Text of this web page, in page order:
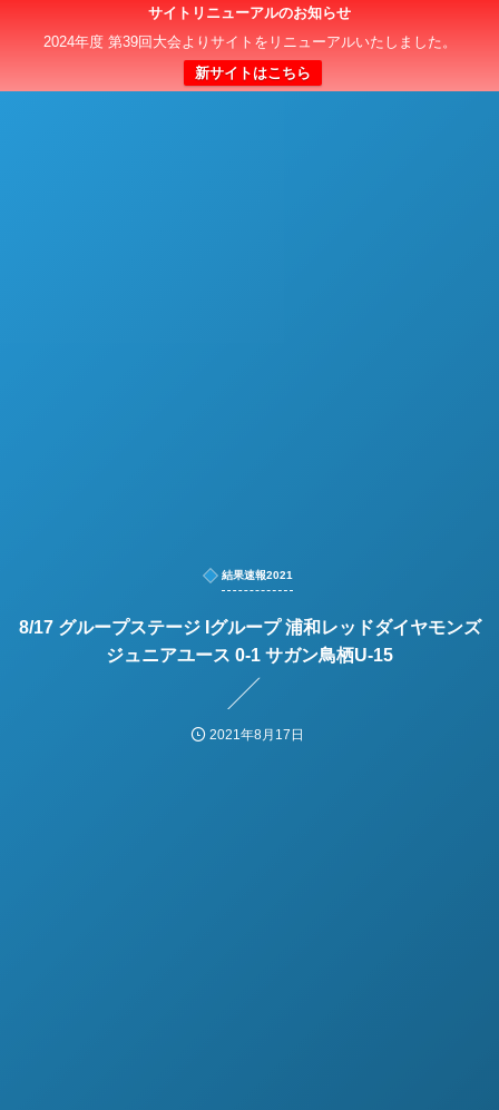
サイトリニューアルのお知らせ
2024年度 第39回大会よりサイトをリニューアルいたしました。
新サイトはこちら
日本クラブユースサッカー選手権（U-15）大会
結果速報2021
8/17 グループステージ Iグループ 浦和レッドダイヤモンズ
ジュニアユース 0-1 サガン鳥栖U-15
2021年8月17日